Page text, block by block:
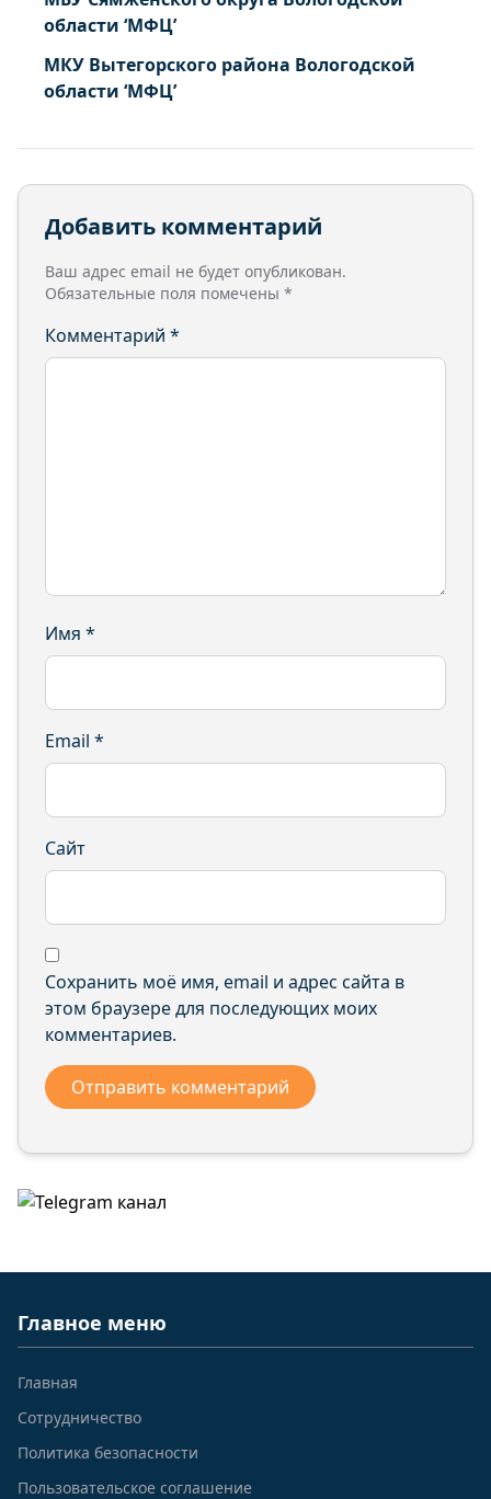
области ‘МФЦ’
МКУ Вытегорского района Вологодской
области ‘МФЦ’
Добавить комментарий
Ваш адрес email не будет опубликован.
Обязательные поля помечены *
Комментарий *
Имя *
Email *
Сайт
Сохранить моё имя, email и адрес сайта в
этом браузере для последующих моих
комментариев.
Главное меню
Главная
Сотрудничество
Политика безопасности
Пользовательское соглашение